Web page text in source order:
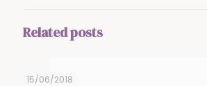
Related posts
15/06/2018